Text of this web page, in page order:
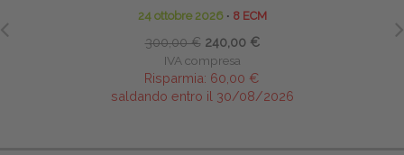
24 ottobre 2026 ∙ 8 ECM
300,00 € 240,00 €
IVA compresa
Risparmia: 60,00 €
saldando entro il 30/08/2026